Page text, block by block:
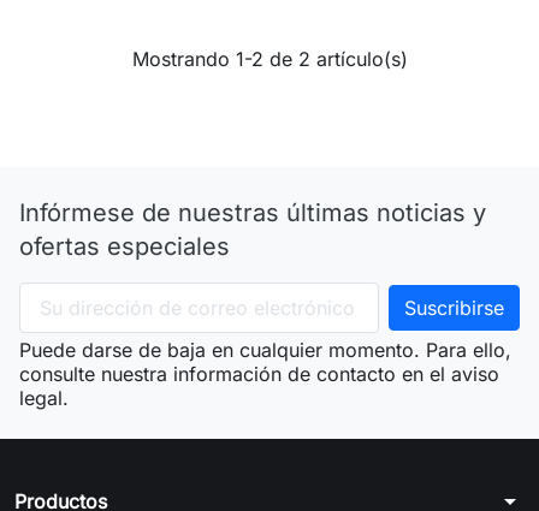
Mostrando 1-2 de 2 artículo(s)
Infórmese de nuestras últimas noticias y
ofertas especiales
Puede darse de baja en cualquier momento. Para ello,
consulte nuestra información de contacto en el aviso
legal.
Productos arrow_drop_down